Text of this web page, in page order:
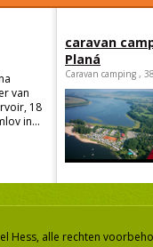
van
18
in...
caravan
Planá
Caravan camping ,
Hess, alle rechten